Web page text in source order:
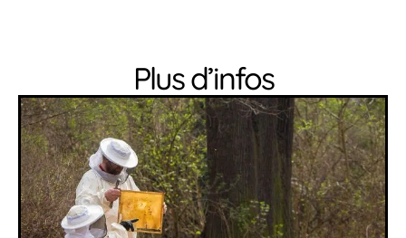
Plus d’infos